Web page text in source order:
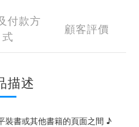
付款方
式
顧客評價
描述
裝書或其他書籍的頁面之間 ♪